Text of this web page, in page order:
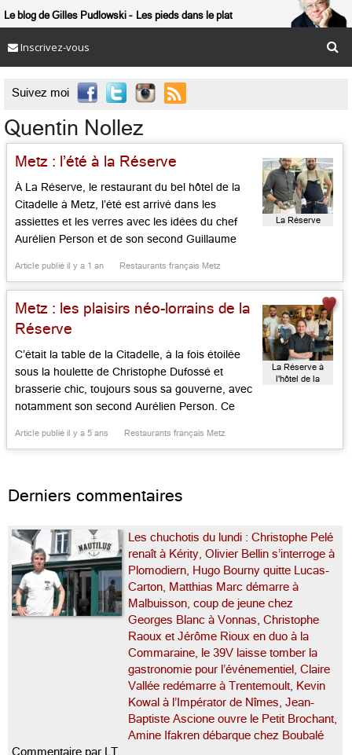
Le blog de Gilles Pudlowski Les pieds dans le plat
Inscrivez-vous
Suivez moi 
Quentin Nollez
Metz : l’été à la Réserve
À La Réserve, le restaurant du bel hôtel de la
Citadelle à Metz, l’été est arrivé dans les
assiettes et les verres avec les idées du chef
Aurélien Person et de son second Guillaume
et les douceurs du pâtissier Quentin Nollez. Sur
la neuve terrasse maison devant […]...
Article publié il y a 1 an Restaurants français Metz
La Réserve
Metz : les plaisirs néo-lorrains de la
Réserve
C’était la table de la Citadelle, à la fois étoilée
sous la houlette de Christophe Dufossé et
brasserie chic, toujours sous sa gouverne, avec
notamment son second Aurélien Person. Ce
poste. Devenu chef de la maison, qui regroupe
Article publié il y a 5 ans Restaurants français Metz
La Réserve à
l'hôtel de la
Derniers commentaires
Les chuchotis du lundi : Christophe Pelé
renaît à Kérity, Olivier Bellin s’interroge à
Plomodiern, Hugo Bourny quitte Lucas-
Carton, Matthias Marc démarre à
Malbuisson, coup de jeune chez
Georges Blanc à Vonnas, Christophe
Raoux et Jérôme Rioux en duo à la
Commaraine, le 39V laisse tomber la
gastronomie pour l’événementiel, Claire
Vallée redémarre à Trentemoult, Kevin
Kowal à l’Impérator de Nîmes, Jean-
Baptiste Ascione ouvre le Petit Brochant,
Amine Ifakren débarque chez Boubalé
Commentaire par LT